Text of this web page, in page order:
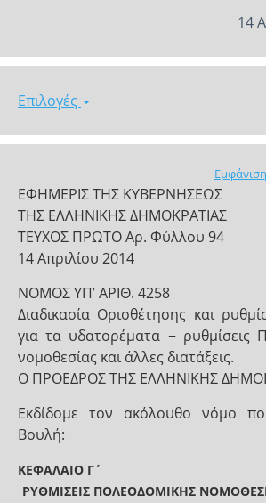
14
Επιλογές
ΕΦΗΜΕΡΙΣ ΤΗΣ ΚΥΒΕΡΝΗΣΕΩΣ
ΤΗΣ ΕΛΛΗΝΙΚΗΣ ΔΗΜΟΚΡΑΤΙΑΣ
ΤΕΥΧΟΣ ΠΡΩΤΟ Αρ. Φύλλου 94
14 Απριλίου 2014
ΝΟΜΟΣ ΥΠ’ ΑΡΙΘ. 4258
Διαδικασία Οριοθέτησης και
για τα υδατορέματα − ρυθμίσεις
νομοθεσίας και άλλες διατάξεις.
Ο ΠΡΟΕΔΡΟΣ ΤΗΣ ΕΛΛΗΝΙΚΗΣ
Εκδίδομε τον ακόλουθο νόμο
Βουλή:
ΚΕΦΑΛΑΙΟ Γ΄
ΡΥΘΜΙΣΕΙΣ ΠΟΛΕΟΔΟΜΙΚΗΣ